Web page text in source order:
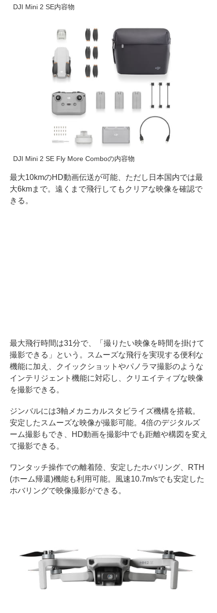
DJI Mini 2 SE内容物
DJI Mini 2 SE Fly More Comboの内容物
最大10kmのHD動画伝送が可能、ただし日本国内では最
大6kmまで。遠くまで飛行してもクリアな映像を確認で
きる。
最大飛行時間は31分で、「撮りたい映像を時間を掛けて
撮影できる」という。スムーズな飛行を実現する便利な
機能に加え、クイックショットやパノラマ撮影のような
インテリジェント機能に対応し、クリエイティブな映像
を撮影できる。
ジンバルには3軸メカニカルスタビライズ機構を搭載。
安定したスムーズな映像が撮影可能。4倍のデジタルズ
ーム撮影もでき、HD動画を撮影中でも距離や構図を変え
て撮影できる。
ワンタッチ操作での離着陸、安定したホバリング、RTH
(ホーム帰還)機能も利用可能。風速10.7m/sでも安定した
ホバリングで映像撮影ができる。